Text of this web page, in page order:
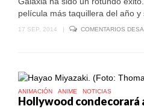
película más taquillera del año y
17 SEP, 2014 | COMENTARIOS
ANIMACIÓN ANIME NOTICIAS
Hollywood condecorará